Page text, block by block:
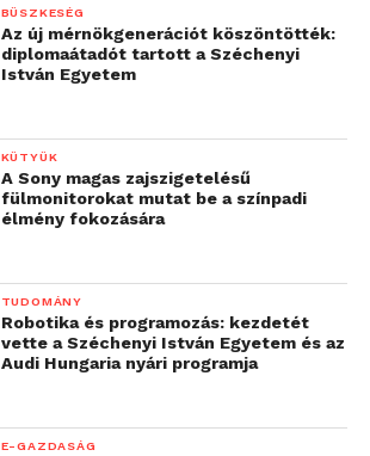
BÜSZKESÉG
Az új mérnökgenerációt köszöntötték:
diplomaátadót tartott a Széchenyi
István Egyetem
KÜTYÜK
A Sony magas zajszigetelésű
fülmonitorokat mutat be a színpadi
élmény fokozására
TUDOMÁNY
Robotika és programozás: kezdetét
vette a Széchenyi István Egyetem és az
Audi Hungaria nyári programja
E-GAZDASÁG